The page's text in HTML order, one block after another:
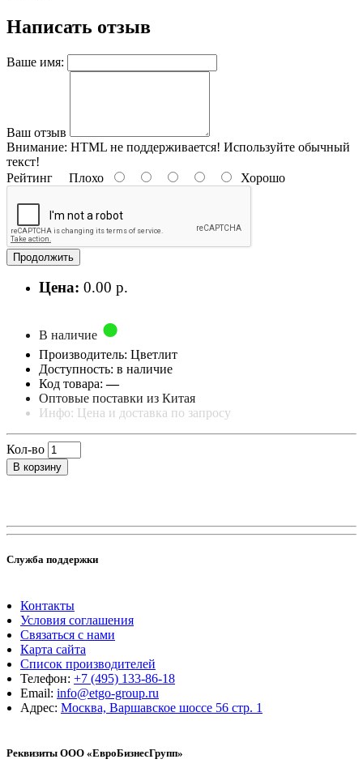
Написать отзыв
Ваше имя:
Ваш отзыв
Внимание: HTML не поддерживается! Используйте обычный
текст!
Рейтинг Плохо Хорошо
Продолжить
Цена: 0.00 р.
В наличие
Производитель: Цветлит
Доступность: в наличие
Код товара:—
Оптовые поставки из Китая
Инфо: Цена и доставка по запросу
Кол-во
В корзину
Служба поддержки
Контакты
Условия соглашения
Связаться с нами
Карта сайта
Список производителей
Телефон: +7 (495) 133-86-18
Email: info@etgo-group.ru
Адрес: Москва, Варшавское шоссе 56 стр. 1
Реквизиты ООО «ЕвроБизнесГрупп»